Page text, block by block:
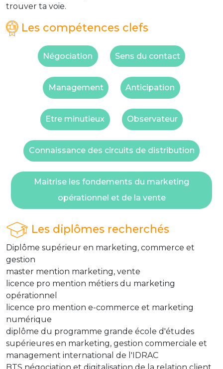
trouver ta voie.
Les compétences clefs
Négociation Sens du contact
Management Anticipation
Etre minutieux Observateur
Connaissance des circuits de distribution
Maitrise les fondements du marketing
opérationnel et de la vente
Les diplômes recherchés
Diplôme supérieur en marketing, commerce et
gestion
master mention marketing, vente
licence pro mention métiers du marketing
opérationnel
licence pro mention e-commerce et marketing
numérique
diplôme du programme grande école d'études
supérieures en marketing, gestion commerciale et
management international de l'IDRAC